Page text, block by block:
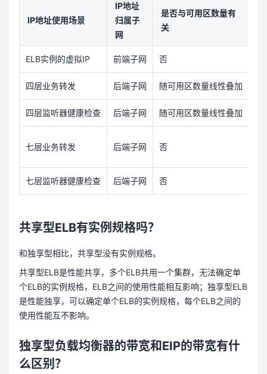
IP地址使用场景
IP地址
归属子
网
是否与可用区数量有
关
ELB实例的虚拟IP 前端子网 否
四层业务转发 后端子网 随可用区数量线性叠加
四层监听器健康检查 后端子网 随可用区数量线性叠加
七层业务转发 后端子网 否
七层监听器健康检查 后端子网 否
共享型ELB有实例规格吗？
和独享型相比，共享型没有实例规格。
共享型ELB是性能共享，多个ELB共用一个集群，无法确定单
个ELB的实例规格，ELB之间的使用性能相互影响；独享型ELB
是性能独享，可以确定单个ELB的实例规格，每个ELB之间的
使用性能互不影响。
独享型负载均衡器的带宽和 EIP的带宽有什
么区别？